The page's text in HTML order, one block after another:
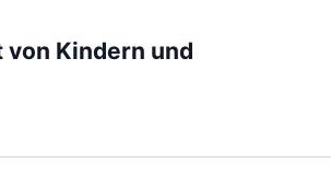
Kindern und